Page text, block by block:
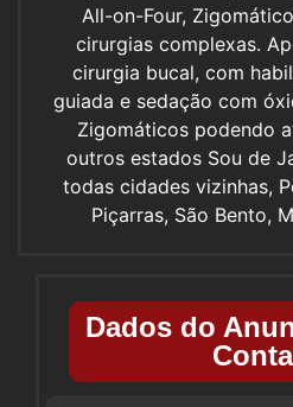
All-on-Four,
cirurgias complexas.
cirurgia bucal, com
guiada e sedação com
Zigomáticos podendo
outros estados Sou de
todas cidades vizinhas,
Piçarras, São Bento,
Dados do